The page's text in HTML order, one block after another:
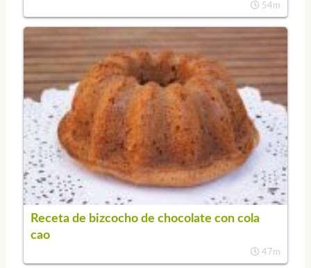
54m
Receta de bizcocho de chocolate con cola
cao
47m